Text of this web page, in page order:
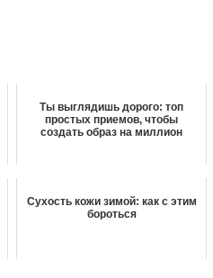
Ты выглядишь дорого: топ
простых приемов, чтобы
создать образ на миллион
Сухость кожи зимой: как с этим
бороться